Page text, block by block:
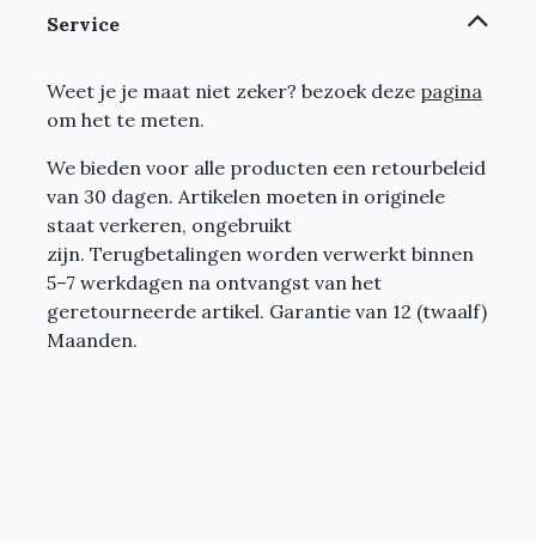
Service
Weet je je maat niet zeker? bezoek deze pagina
om het te meten.
We bieden voor alle producten een retourbeleid
van 30 dagen. Artikelen moeten in originele
staat verkeren, ongebruikt
zijn. Terugbetalingen worden verwerkt binnen
5–7 werkdagen na ontvangst van het
geretourneerde artikel. Garantie van 12 (twaalf)
Maanden.